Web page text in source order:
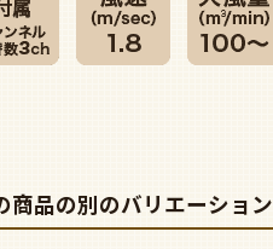
商品の別のバリエーション